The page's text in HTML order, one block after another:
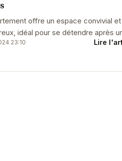
offre un espace convivial et
idéal pour se détendre après
sur les pistes. La proximité des
23:10 Lire